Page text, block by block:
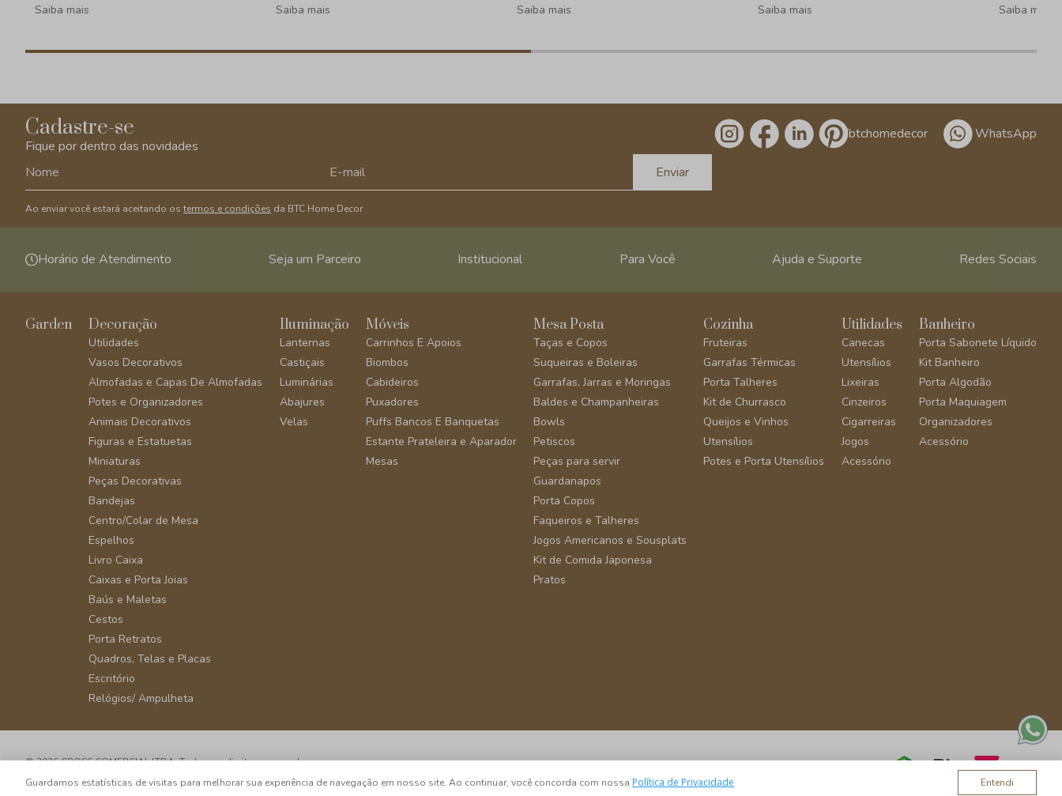
Saiba mais Saiba mais Saiba mais Saiba mais Saiba mais
Cadastre-se
Fique por dentro das novidades
Enviar
Ao enviar você estará aceitando os termos e condições da BTC Home Decor
/btchomedecor WhatsApp
Horário de Atendimento Seja um Parceiro Institucional Para Você Ajuda e Suporte Redes Sociais
Garden Decoração
Utilidades
Vasos Decorativos
Almofadas e Capas De Almofadas
Potes e Organizadores
Animais Decorativos
Figuras e Estatuetas
Miniaturas
Peças Decorativas
Bandejas
Centro/Colar de Mesa
Espelhos
Livro Caixa
Caixas e Porta Joias
Baús e Maletas
Cestos
Porta Retratos
Quadros, Telas e Placas
Escritório
Relógios/ Ampulheta
Iluminação
Lanternas
Castiçais
Luminárias
Abajures
Velas
Móveis
Carrinhos E Apoios
Biombos
Cabideiros
Puxadores
Puffs Bancos E Banquetas
Estante Prateleira e Aparador
Mesas
Mesa Posta
Taças e Copos
Suqueiras e Boleiras
Garrafas, Jarras e Moringas
Baldes e Champanheiras
Bowls
Petiscos
Peças para servir
Guardanapos
Porta Copos
Faqueiros e Talheres
Jogos Americanos e Sousplats
Kit de Comida Japonesa
Pratos
Cozinha
Fruteiras
Garrafas Térmicas
Porta Talheres
Kit de Churrasco
Queijos e Vinhos
Utensílios
Potes e Porta Utensílios
Utilidades
Canecas
Utensílios
Lixeiras
Cinzeiros
Cigarreiras
Jogos
Acessório
Banheiro
Porta Sabonete Líquido
Kit Banheiro
Porta Algodão
Porta Maquiagem
Organizadores
Acessório
© 2026 CROSS COMERCIAL LTDA. Todos os direitos reservados.
Guardamos estatísticas de visitas para melhorar sua experiência de navegação em nosso site. Ao continuar, você concorda com nossa Política de Privacidade Entendi